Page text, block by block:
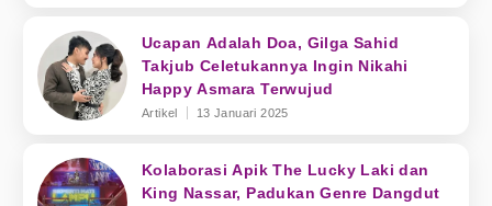
Ucapan Adalah Doa, Gilga Sahid
Takjub Celetukannya Ingin Nikahi
Happy Asmara Terwujud
Artikel 13 Januari 2025
Kolaborasi Apik The Lucky Laki dan
King Nassar, Padukan Genre Dangdut